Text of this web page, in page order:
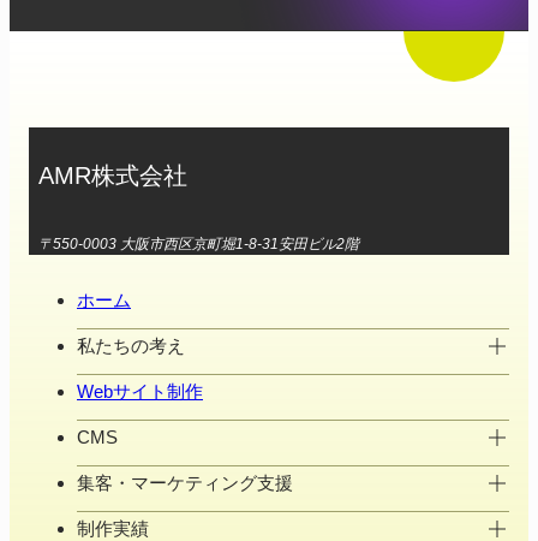
AMR株式会社
〒550-0003 大阪市西区京町堀1-8-31安田ビル2階
ホーム
私たちの考え
Webサイト制作
CMS
集客・マーケティング支援
制作実績